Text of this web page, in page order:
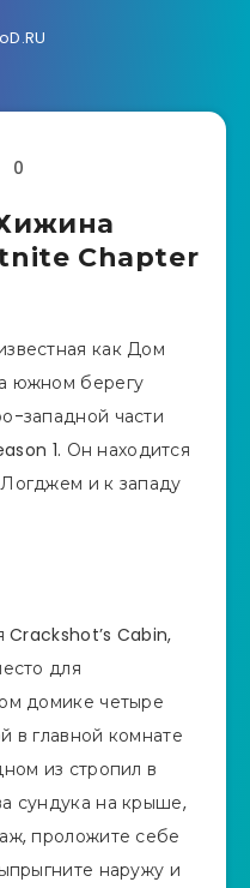
0
Chapter
как Дом
южном берегу
западной части
1. Он находится
и к западу
Crackshot’s Cabin,
для
домике четыре
в ​​главной комнате
из стропил в
сундука на крыше,
проложите себе
наружу и